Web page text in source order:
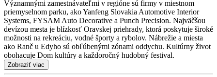
Významnými zamestnávateľmi v regióne sú firmy v miestnom
priemyselnom parku, ako Yanfeng Slovakia Automotive Interior
Systems, FYSAM Auto Decorative a Punch Precision. Najväčšou
devízou mesta je blízkosť Oravskej priehrady, ktorá poskytuje široké
možnosti na rekreáciu, vodné športy a rybolov. Nábrežie a miesta
ako Ranč u Edyho sú obľúbenými zónami oddychu. Kultúrny život
obohacuje Dom kultúry a každoročný hudobný festival.
Zobraziť viac